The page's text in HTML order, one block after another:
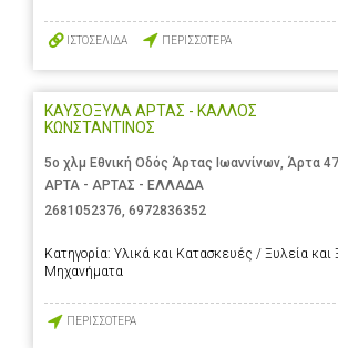
ΙΣΤΟΣΕΛΙΔΑ ΠΕΡΙΣΣΟΤΕΡΑ
ΚΑΥΣΟΞΥΛΑ ΑΡΤΑΣ - ΚΑΛΛΟΣ
ΚΩΝΣΤΑΝΤΙΝΟΣ
5ο χλμ Εθνική Οδός Άρτας Ιωαννίνων, Άρτα
ΑΡΤΑ - ΑΡΤΑΣ - ΕΛΛΑΔΑ
2681052376, 6972836352
Κατηγορία: Υλικά και Κατασκευές / Ξυλεία και
Μηχανήματα
ΠΕΡΙΣΣΟΤΕΡΑ